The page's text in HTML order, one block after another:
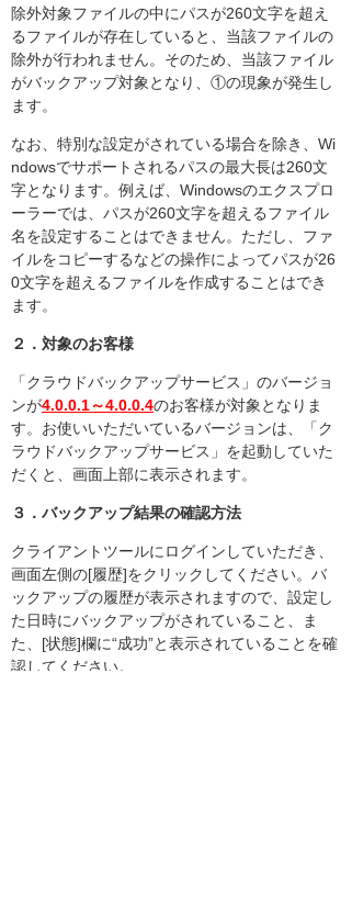
除外対象ファイルの中にパスが260文字を超え
るファイルが存在していると、当該ファイルの
除外が行われません。そのため、当該ファイル
がバックアップ対象となり、①の現象が発生し
ます。
なお、特別な設定がされている場合を除き、Wi
ndowsでサポートされるパスの最大長は260文
字となります。例えば、Windowsのエクスプロ
ーラーでは、パスが260文字を超えるファイル
名を設定することはできません。ただし、ファ
イルをコピーするなどの操作によってパスが26
0文字を超えるファイルを作成することはでき
ます。
２．対象のお客様
「クラウドバックアップサービス」のバージョ
ンが4.0.0.1～4.0.0.4のお客様が対象となりま
す。お使いいただいているバージョンは、「ク
ラウドバックアップサービス」を起動していた
だくと、画面上部に表示されます。
３．バックアップ結果の確認方法
クライアントツールにログインしていただき、
画面左側の[履歴]をクリックしてください。バ
ックアップの履歴が表示されますので、設定し
た日時にバックアップがされていること、ま
た、[状態]欄に“成功”と表示されていることを確
認してください。